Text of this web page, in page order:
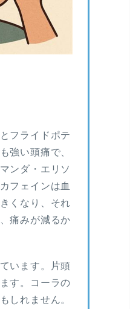
フライドポテ
強い頭痛で、
ンダ・エリソ
フェインは血
くなり、それ
痛みが減るか
います。片頭
す。コーラの
しれません。